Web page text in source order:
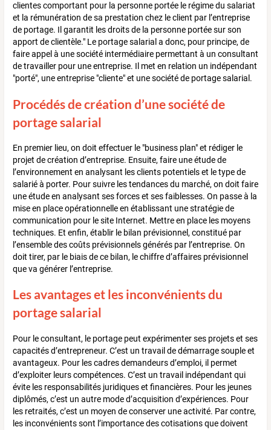
clientes comportant pour la personne portée le régime du salariat
et la rémunération de sa prestation chez le client par l’entreprise
de portage. Il garantit les droits de la personne portée sur son
apport de clientèle." Le portage salarial a donc, pour principe, de
faire appel à une société intermédiaire permettant à un consultant
de travailler pour une entreprise. Il met en relation un indépendant
"porté", une entreprise "cliente" et une société de portage salarial.
Procédés de création d’une société de
portage salarial
En premier lieu, on doit effectuer le "business plan" et rédiger le
projet de création d’entreprise. Ensuite, faire une étude de
l’environnement en analysant les clients potentiels et le type de
salarié à porter. Pour suivre les tendances du marché, on doit faire
une étude en analysant ses forces et ses faiblesses. On passe à la
mise en place opérationnelle en établissant une stratégie de
communication pour le site Internet. Mettre en place les moyens
techniques. Et enfin, établir le bilan prévisionnel, constitué par
l’ensemble des coûts prévisionnels générés par l’entreprise. On
doit tirer, par le biais de ce bilan, le chiffre d’affaires prévisionnel
que va générer l’entreprise.
Les avantages et les inconvénients du
portage salarial
Pour le consultant, le portage peut expérimenter ses projets et ses
capacités d’entrepreneur. C’est un travail de démarrage souple et
avantageux. Pour les cadres demandeurs d’emploi, il permet
d’exploiter leurs compétences. C’est un travail indépendant qui
évite les responsabilités juridiques et financières. Pour les jeunes
diplômés, c’est un autre mode d’acquisition d’expériences. Pour
les retraités, c’est un moyen de conserver une activité. Par contre,
les inconvénients sont l’importance des cotisations que doivent